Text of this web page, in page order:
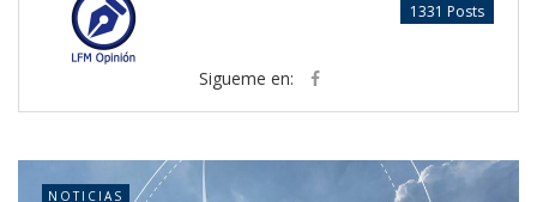
1331 Posts
Sigueme en:
NOTICIAS